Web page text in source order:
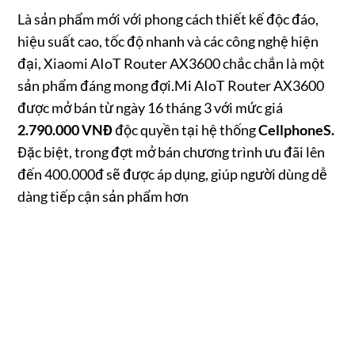
Là sản phẩm mới với phong cách thiết kế độc đáo,
hiệu suất cao, tốc độ nhanh và các công nghệ hiện
đại, Xiaomi AIoT Router AX3600 chắc chắn là một
sản phẩm đáng mong đợi.Mi AIoT Router AX3600
được mở bán từ ngày 16 tháng 3 với mức giá
2.790.000 VNĐđộc quyền tại hệ thốngCellphoneS.
Đặc biệt, trong đợt mở bán chương trình ưu đãi lên
đến 400.000đ sẽ được áp dụng, giúp người dùng dễ
dàng tiếp cận sản phẩm hơn